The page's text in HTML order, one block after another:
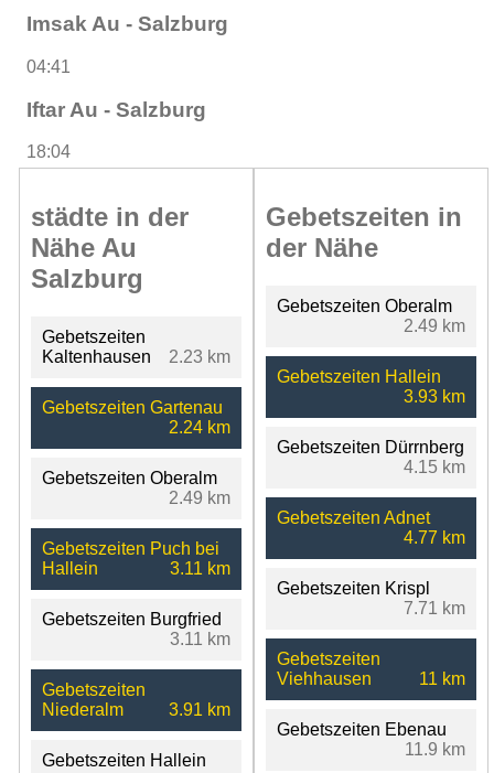
Imsak Au - Salzburg
04:41
Iftar Au - Salzburg
18:04
städte in der
Nähe Au
Salzburg
Gebetszeiten
Kaltenhausen
2.23 km
Gebetszeiten Gartenau
2.24 km
Gebetszeiten Oberalm
2.49 km
Gebetszeiten Puch bei
Hallein
3.11 km
Gebetszeiten Burgfried
3.11 km
Gebetszeiten
Niederalm
3.91 km
Gebetszeiten Hallein
Gebetszeiten in
der Nähe
Gebetszeiten Oberalm
2.49 km
Gebetszeiten Hallein
3.93 km
Gebetszeiten Dürrnberg
4.15 km
Gebetszeiten Adnet
4.77 km
Gebetszeiten Krispl
7.71 km
Gebetszeiten
Viehhausen
11 km
Gebetszeiten Ebenau
11.9 km